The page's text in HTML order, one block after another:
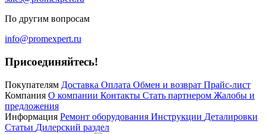
По другим вопросам
info@promexpert.ru
Присоединяйтесь!
Покупателям Доставка Оплата Обмен и возврат Прайс-лист
Компания О компании Контакты Стать партнером Жалобы и
предложения
Информация Ремонт оборудования Инструкции Деталировки
Статьи Дилерский раздел